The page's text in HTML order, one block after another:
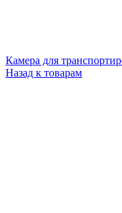
Камера для
Назад к товарам